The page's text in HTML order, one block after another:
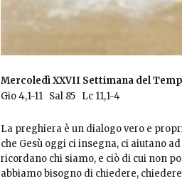
Mercoledì XXVII Settimana del
Gio 4,1-11 Sal 85 Lc 11,1-4
La preghiera è un dialogo vero e
che Gesù oggi ci insegna, ci aiutano
ricordano chi siamo, e ciò di cui non
abbiamo bisogno di chiedere,